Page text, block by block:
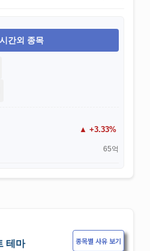
시간외 종목
+3.33%
65억
테마 종목별 사유 보기